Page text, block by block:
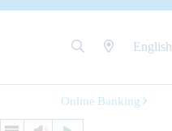
English
Online Banking